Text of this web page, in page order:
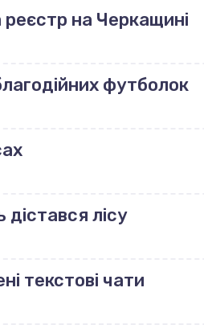
реєстр на Черкащині
футболок
лісу
текстові чати